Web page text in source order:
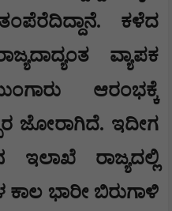
ಕಳೆದ
ವ್ಯಾಪಕ
ಆರಂಭಕ್ಕೆ
ಜೋರಾಗಿದೆ. ಇದೀಗ
ರಾಜ್ಯದಲ್ಲಿ
ಭಾರೀ ಬಿರುಗಾಳಿ